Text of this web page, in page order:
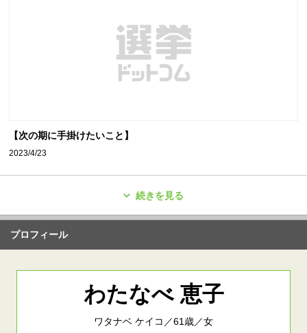
【次の期に手掛けたいこと】
2023/4/23
続きを見る
プロフィール
わたなべ 恵子
ワタナベ ケイコ／61歳／女